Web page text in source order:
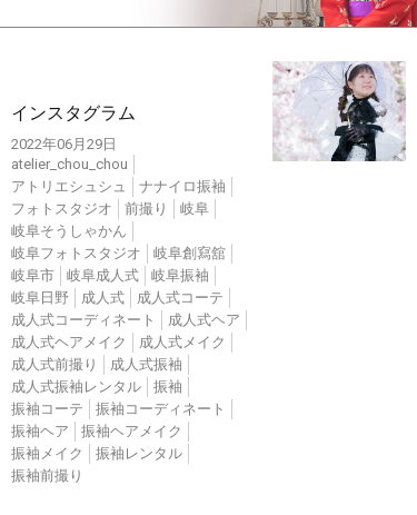
インスタグラム
2022年06月29日
atelier_chou_chou
アトリエシュシュ
ナナイロ振袖
フォトスタジオ
前撮り
岐阜
岐阜そうしゃかん
岐阜フォトスタジオ
岐阜創寫舘
岐阜市
岐阜成人式
岐阜振袖
岐阜日野
成人式
成人式コーテ
成人式コーディネート
成人式ヘア
成人式ヘアメイク
成人式メイク
成人式前撮り
成人式振袖
成人式振袖レンタル
振袖
振袖コーテ
振袖コーディネート
振袖ヘア
振袖ヘアメイク
振袖メイク
振袖レンタル
振袖前撮り